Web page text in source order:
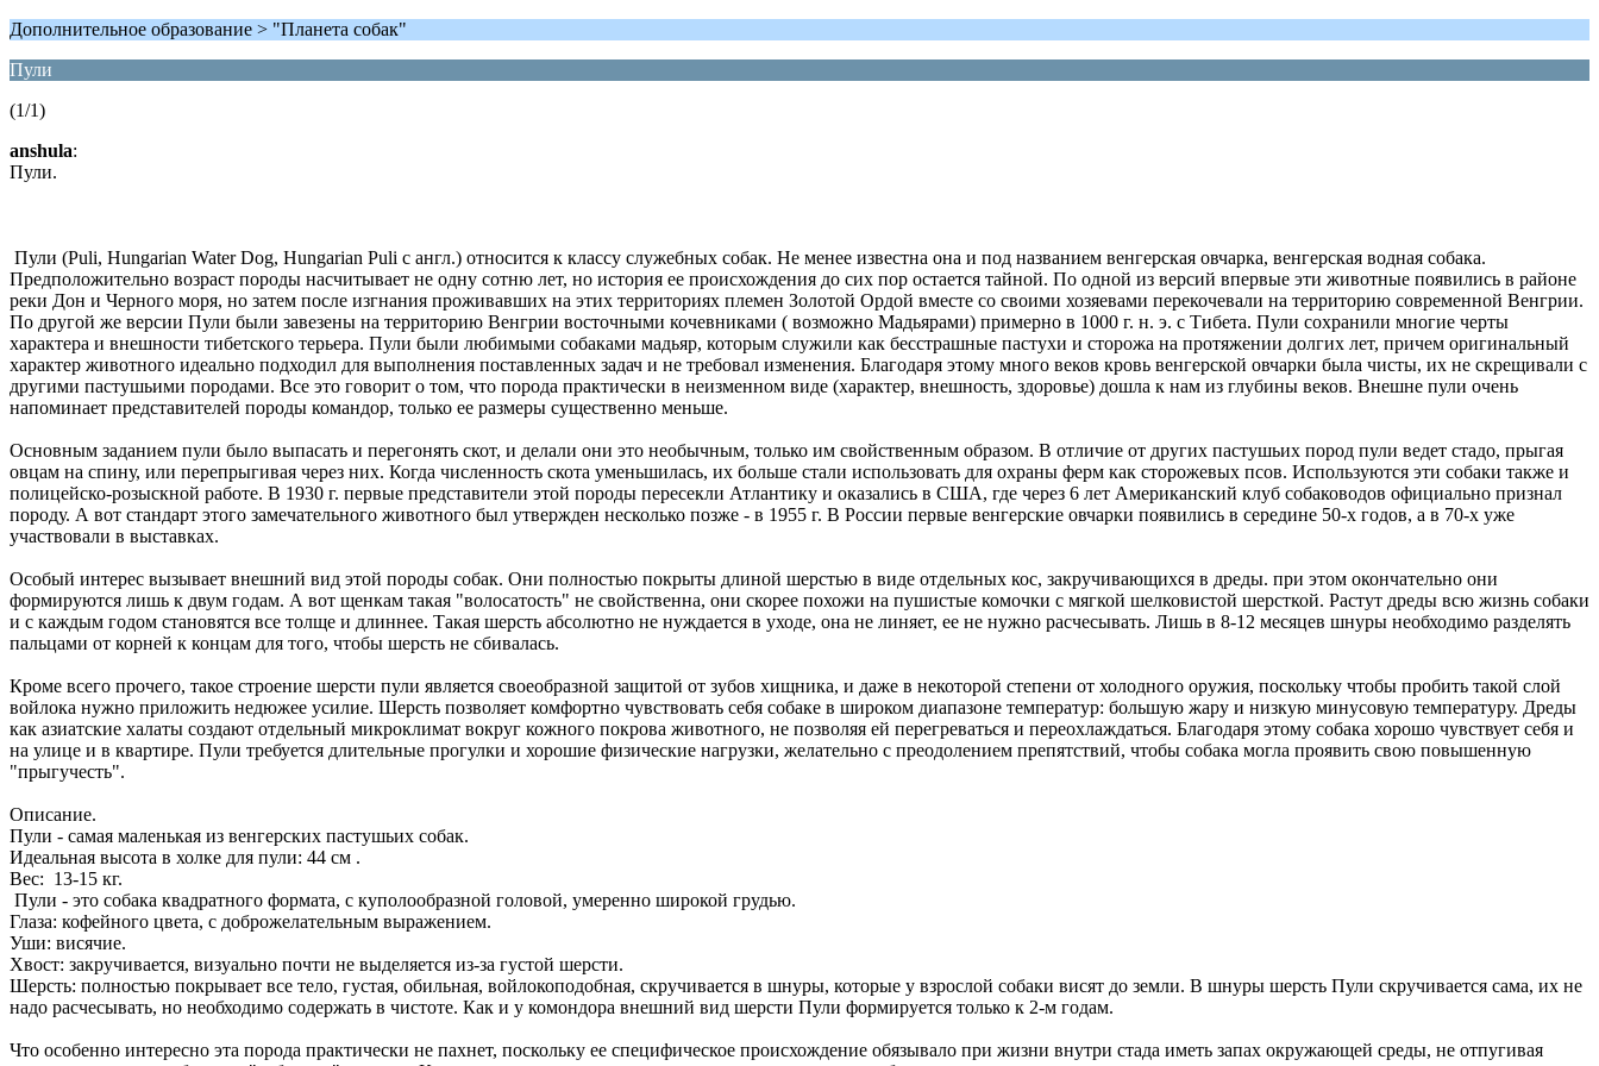
Дополнительное образование > "Планета собак"
Пули
(1/1)
anshula:
Пули.
Пули (Puli, Hungarian Water Dog, Hungarian Puli с англ.) относится к классу служебных собак. Не менее известна она и под названием венгерская овчарка, венгерская водная собака.
Предположительно возраст породы насчитывает не одну сотню лет, но история ее происхождения до сих пор остается тайной. По одной из версий впервые эти животные появились в районе
реки Дон и Черного моря, но затем после изгнания проживавших на этих территориях племен Золотой Ордой вместе со своими хозяевами перекочевали на территорию современной Венгрии.
По другой же версии Пули были завезены на территорию Венгрии восточными кочевниками ( возможно Мадьярами) примерно в 1000 г. н. э. с Тибета. Пули сохранили многие черты
характера и внешности тибетского терьера. Пули были любимыми собаками мадьяр, которым служили как бесстрашные пастухи и сторожа на протяжении долгих лет, причем оригинальный
характер животного идеально подходил для выполнения поставленных задач и не требовал изменения. Благодаря этому много веков кровь венгерской овчарки была чисты, их не скрещивали с
другими пастушьими породами. Все это говорит о том, что порода практически в неизменном виде (характер, внешность, здоровье) дошла к нам из глубины веков. Внешне пули очень
напоминает представителей породы командор, только ее размеры существенно меньше.
Основным заданием пули было выпасать и перегонять скот, и делали они это необычным, только им свойственным образом. В отличие от других пастушьих пород пули ведет стадо, прыгая
овцам на спину, или перепрыгивая через них. Когда численность скота уменьшилась, их больше стали использовать для охраны ферм как сторожевых псов. Используются эти собаки также и
полицейско-розыскной работе. В 1930 г. первые представители этой породы пересекли Атлантику и оказались в США, где через 6 лет Американский клуб собаководов официально признал
породу. А вот стандарт этого замечательного животного был утвержден несколько позже - в 1955 г. В России первые венгерские овчарки появились в середине 50-х годов, а в 70-х уже
участвовали в выставках.
Особый интерес вызывает внешний вид этой породы собак. Они полностью покрыты длиной шерстью в виде отдельных кос, закручивающихся в дреды. при этом окончательно они
формируются лишь к двум годам. А вот щенкам такая "волосатость" не свойственна, они скорее похожи на пушистые комочки с мягкой шелковистой шерсткой. Растут дреды всю жизнь собаки
и с каждым годом становятся все толще и длиннее. Такая шерсть абсолютно не нуждается в уходе, она не линяет, ее не нужно расчесывать. Лишь в 8-12 месяцев шнуры необходимо разделять
пальцами от корней к концам для того, чтобы шерсть не сбивалась.
Кроме всего прочего, такое строение шерсти пули является своеобразной защитой от зубов хищника, и даже в некоторой степени от холодного оружия, поскольку чтобы пробить такой слой
войлока нужно приложить недюжее усилие. Шерсть позволяет комфортно чувствовать себя собаке в широком диапазоне температур: большую жару и низкую минусовую температуру. Дреды
как азиатские халаты создают отдельный микроклимат вокруг кожного покрова животного, не позволяя ей перегреваться и переохлаждаться. Благодаря этому собака хорошо чувствует себя и
на улице и в квартире. Пули требуется длительные прогулки и хорошие физические нагрузки, желательно с преодолением препятствий, чтобы собака могла проявить свою повышенную
"прыгучесть".
Описание.
Пули - самая маленькая из венгерских пастушьих собак.
Идеальная высота в холке для пули: 44 см .
Вес: 13-15 кг.
Пули - это собака квадратного формата, с куполообразной головой, умеренно широкой грудью.
Глаза: кофейного цвета, с доброжелательным выражением.
Уши: висячие.
Хвост: закручивается, визуально почти не выделяется из-за густой шерсти.
Шерсть: полностью покрывает все тело, густая, обильная, войлокоподобная, скручивается в шнуры, которые у взрослой собаки висят до земли. В шнуры шерсть Пули скручивается сама, их не
надо расчесывать, но необходимо содержать в чистоте. Как и у комондора внешний вид шерсти Пули формируется только к 2-м годам.
Что особенно интересно эта порода практически не пахнет, поскольку ее специфическое происхождение обязывало при жизни внутри стада иметь запах окружающей среды, не отпугивая